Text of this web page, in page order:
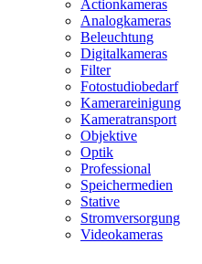
Actionkameras
Analogkameras
Beleuchtung
Digitalkameras
Filter
Fotostudiobedarf
Kamerareinigung
Kameratransport
Objektive
Optik
Professional
Speichermedien
Stative
Stromversorgung
Videokameras